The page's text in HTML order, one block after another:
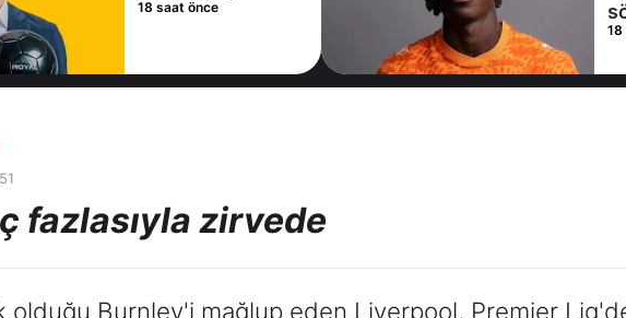
18 saat önce
18
fazlasıyla zirvede
olduğu Burnley'i mağlup eden Liverpool, Premier